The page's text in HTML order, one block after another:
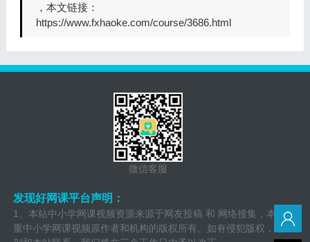
，本文链接：
https://www.fxhaoke.com/course/3686.html
微信客服
发现好网课平台声明：
1、本站中小学网课视频资源来源于网友投稿 和 网络搜集，本站尊
重中小学网课视频原作者和机构的版权所有。如有侵犯版权，请立